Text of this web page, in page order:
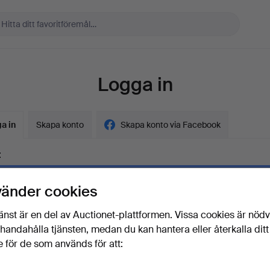
Logga in
in Skapa konto Skapa konto via Facebook
Visa lösenord i
cookies
är en del av Auctionet-plattformen. Vissa cookies är
tjänsten, medan du kan hantera eller återkalla ditt
för de som används för att: